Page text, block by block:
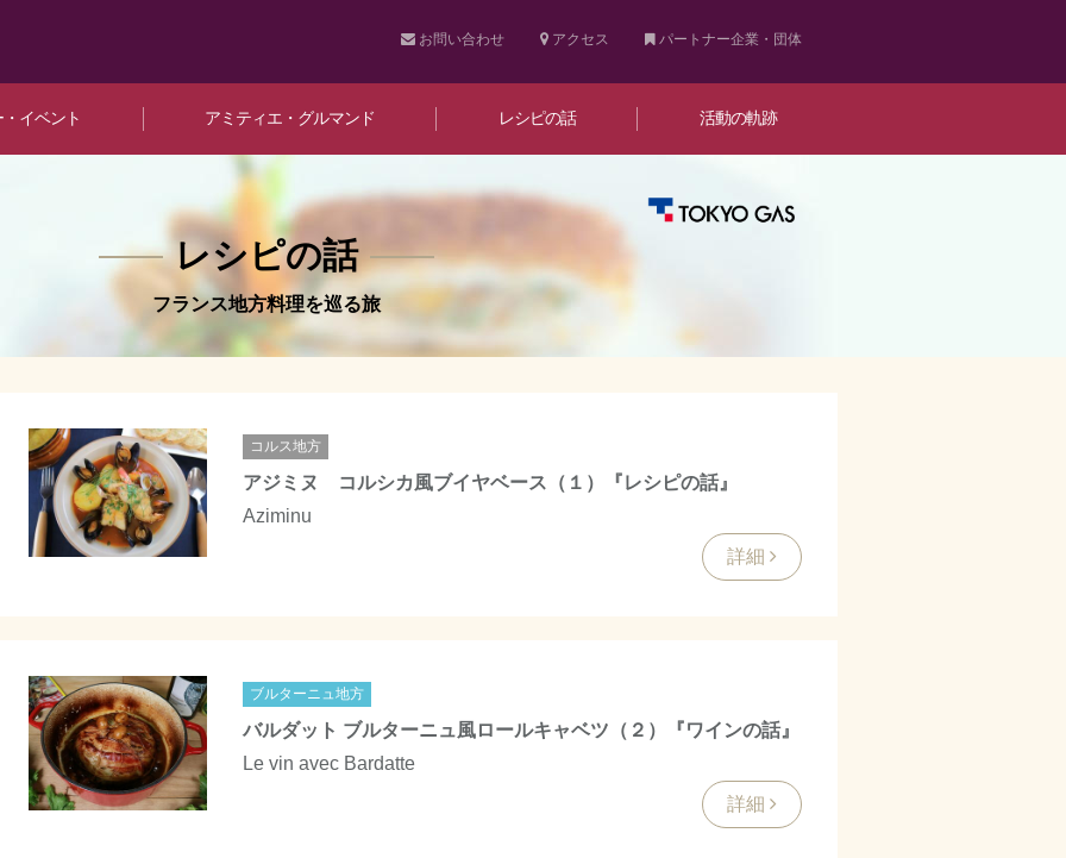
お問い合わせ アクセス パートナー企業・団体
イベント アミティエ・グルマンド レシピの話 活動の軌跡
レシピの話
フランス地方料理を巡る旅
コルス地方
アジミヌ コルシカ風ブイヤベース（１）『レシピの話』
Aziminu
詳細
ブルターニュ地方
バルダット ブルターニュ風ロールキャベツ（２）『ワインの話』
Le vin avec Bardatte
詳細